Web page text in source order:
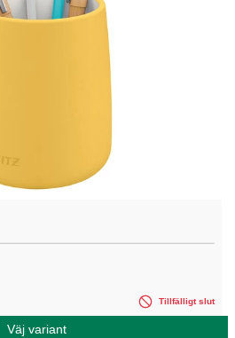
Tillfälligt slut
Väj variant